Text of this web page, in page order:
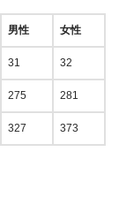
男性 女性
31 32
275 281
327 373